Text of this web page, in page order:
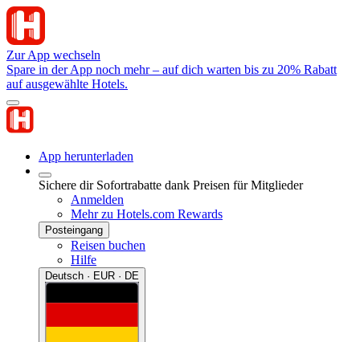
Zur App wechseln
Spare in der App noch mehr – auf dich warten bis zu 20% Rabatt
auf ausgewählte Hotels.
App herunterladen
Sichere dir Sofortrabatte dank Preisen für Mitglieder
Anmelden
Mehr zu Hotels.com Rewards
Posteingang
Reisen buchen
Hilfe
Deutsch · EUR · DE